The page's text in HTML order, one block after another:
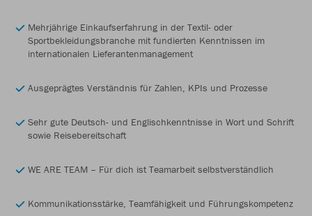
Mehrjährige Einkaufserfahrung in der Textil- oder
Sportbekleidungsbranche mit fundierten Kenntnissen im
internationalen Lieferantenmanagement
Ausgeprägtes Verständnis für Zahlen, KPIs und Prozesse
Sehr gute Deutsch- und Englischkenntnisse in Wort und Schrift
sowie Reisebereitschaft
WE ARE TEAM – Für dich ist Teamarbeit selbstverständlich
Kommunikationsstärke, Teamfähigkeit und Führungskompetenz